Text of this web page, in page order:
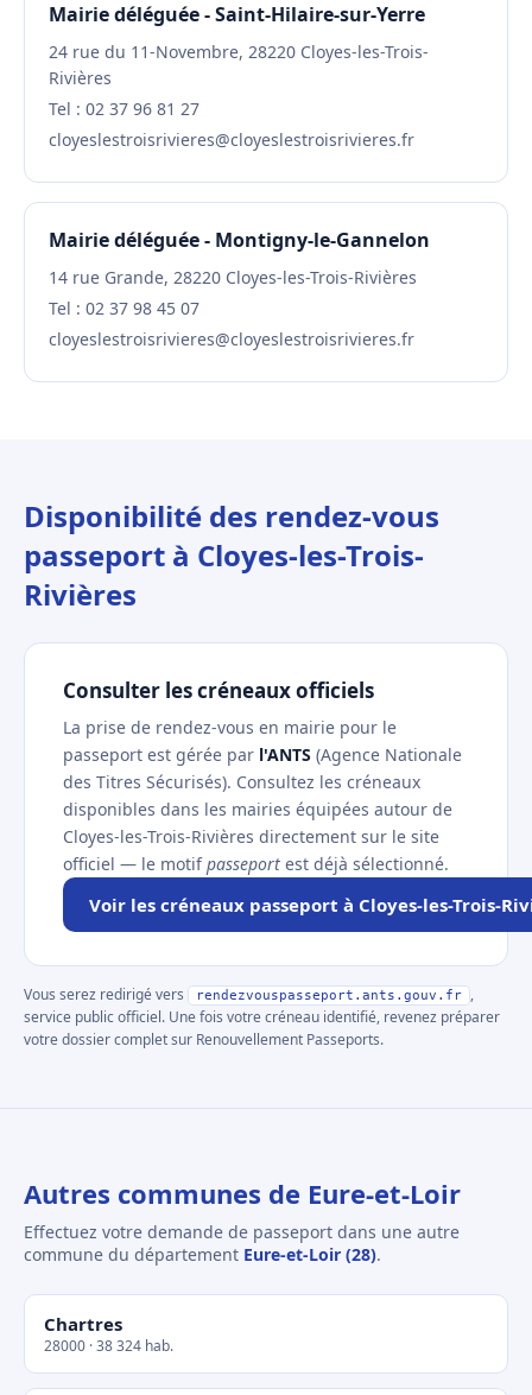
Mairie déléguée - Saint-Hilaire-sur-Yerre
24 rue du 11-Novembre, 28220 Cloyes-les-Trois-
Rivières
Tel : 02 37 96 81 27
cloyeslestroisrivieres@cloyeslestroisrivieres.fr
Mairie déléguée - Montigny-le-Gannelon
14 rue Grande, 28220 Cloyes-les-Trois-Rivières
Tel : 02 37 98 45 07
cloyeslestroisrivieres@cloyeslestroisrivieres.fr
Disponibilité des rendez-vous
passeport à Cloyes-les-Trois-
Rivières
Consulter les créneaux officiels
La prise de rendez-vous en mairie pour le
passeport est gérée par l'ANTS (Agence Nationale
des Titres Sécurisés). Consultez les créneaux
disponibles dans les mairies équipées autour de
Cloyes-les-Trois-Rivières directement sur le site
officiel — le motifpasseport est déjà sélectionné.
Voir les créneaux passeport à Cloyes-les-Trois-
Vous serez redirigé vers rendezvouspasseport.ants.gouv.fr
,
service public officiel. Une fois votre créneau identifié, revenez préparer
votre dossier complet sur Renouvellement Passeports.
Autres communes de Eure-et-Loir
Effectuez votre demande de passeport dans une autre
commune du département Eure-et-Loir (28).
Chartres
28000 · 38 324 hab.